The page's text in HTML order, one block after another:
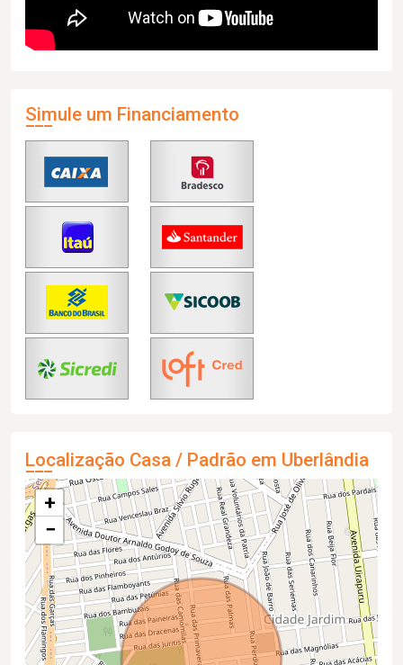
Simule um Financiamento
Localização Casa / Padrão em Uberlândia
+
−